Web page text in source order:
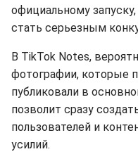
официальному
стать серьезным
В TikTok Notes,
фотографии, которые
публиковали в
позволит сразу
пользователей и
усилий.